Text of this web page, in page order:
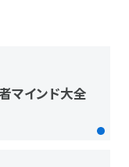
マインド大全